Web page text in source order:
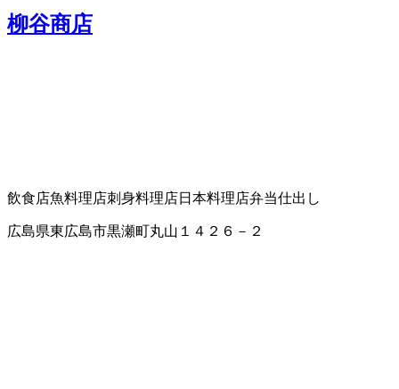
柳谷商店
飲食店魚料理店刺身料理店日本料理店弁当仕出し
広島県東広島市黒瀬町丸山１４２６－２